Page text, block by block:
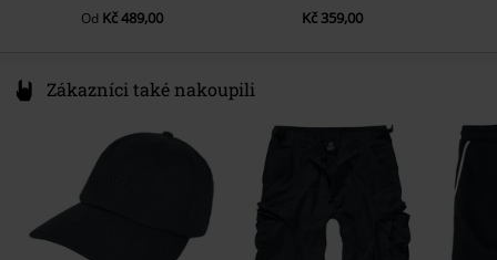
Od Kč 489,00 Kč 359,00
Zákazníci také nakoupili